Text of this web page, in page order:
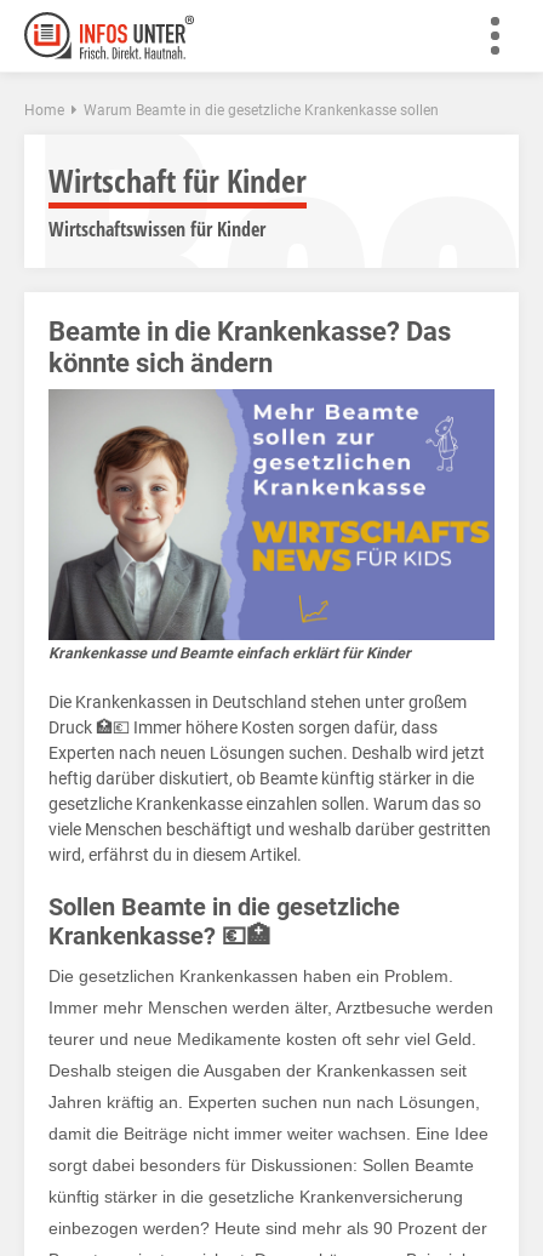
Home Warum Beamte in die gesetzliche Krankenkasse sollen
in
Wirtschaft für Kinder
Wirtschaftswissen für Kinder
Beamte in die Krankenkasse? Das
könnte sich ändern
Krankenkasse und Beamte einfach erklärt für Kinder
Die Krankenkassen in Deutschland stehen unter großem
Druck 🏥💶 Immer höhere Kosten sorgen dafür, dass
Experten nach neuen Lösungen suchen. Deshalb wird jetzt
heftig darüber diskutiert, ob Beamte künftig stärker in die
gesetzliche Krankenkasse einzahlen sollen. Warum das so
viele Menschen beschäftigt und weshalb darüber gestritten
wird, erfährst du in diesem Artikel.
Sollen Beamte in die gesetzliche
Krankenkasse? 💶🏥
Die gesetzlichen Krankenkassen haben ein Problem.
Immer mehr Menschen werden älter, Arztbesuche werden
teurer und neue Medikamente kosten oft sehr viel Geld.
Deshalb steigen die Ausgaben der Krankenkassen seit
Jahren kräftig an. Experten suchen nun nach Lösungen,
damit die Beiträge nicht immer weiter wachsen. Eine Idee
sorgt dabei besonders für Diskussionen: Sollen Beamte
künftig stärker in die gesetzliche Krankenversicherung
einbezogen werden? Heute sind mehr als 90 Prozent der